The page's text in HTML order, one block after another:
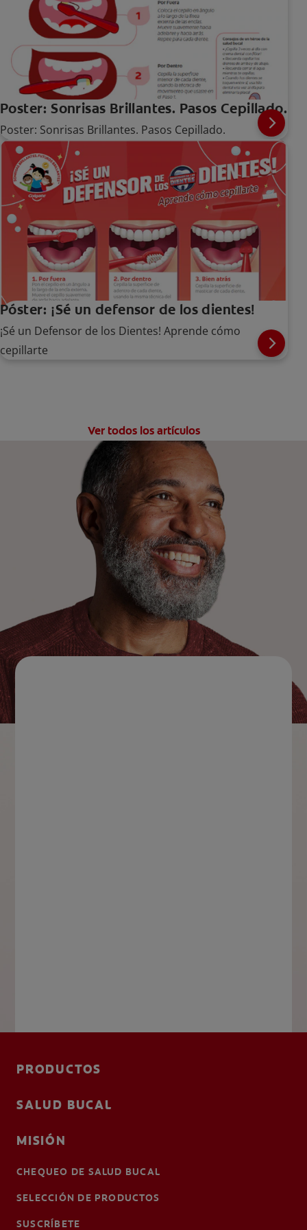
Poster: Sonrisas Brillantes. Pasos Cepillado.
Poster: Sonrisas Brillantes. Pasos Cepillado.
Póster: ¡Sé un defensor de los dientes!
¡Sé un Defensor de los Dientes! Aprende cómo
cepillarte
Ver todos los artículos
PRODUCTOS
SALUD BUCAL
MISIÓN
CHEQUEO DE SALUD BUCAL
SELECCIÓN DE PRODUCTOS
SUSCRÍBETE